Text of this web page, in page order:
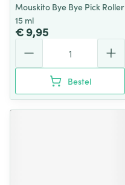
Mouskito Bye Bye Pick Roller
15 ml
€ 9,95
Bestel